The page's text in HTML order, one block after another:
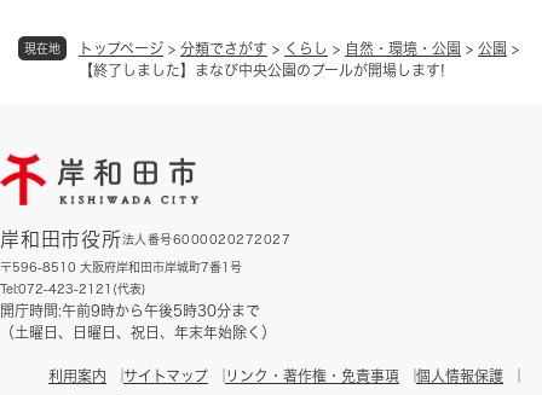
現在地 トップページ > 分類でさがす > くらし > 自然・環境・公園 > 公園 >
【終了しました】まなび中央公園のプールが開場します!
岸和田市役所法人番号6000020272027
〒596-8510 大阪府岸和田市岸城町7番1号
Tel:072-423-2121(代表)
開庁時間:午前9時から午後5時30分まで
（土曜日、日曜日、祝日、年末年始除く）
利用案内 サイトマップ リンク・著作権・免責事項
個人情報保護